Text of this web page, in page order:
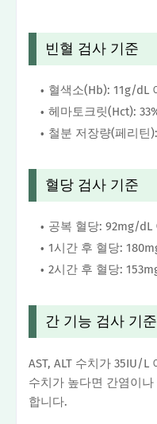
빈혈 검사 기준
혈색소(Hb): 11g/dL
헤마토크릿(Hct):
철분 저장량(페리틴
혈당 검사 기준
공복 혈당: 92mg/dL
1시간 후 혈당:
2시간 후 혈당:
간 기능 검사 기준
AST, ALT 수치가 35IU/
수치가 높다면 간염이
합니다.